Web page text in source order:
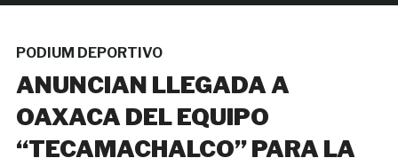
PODIUM DEPORTIVO
ANUNCIAN LLEGADA A
OAXACA DEL EQUIPO
“TECAMACHALCO” PARA LA